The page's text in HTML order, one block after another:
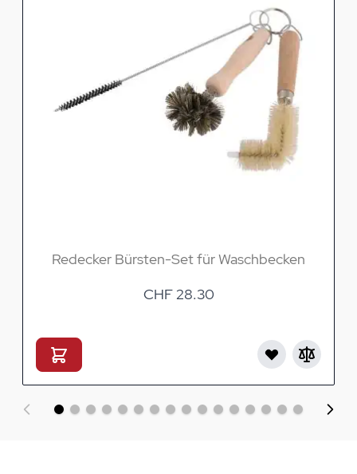
Redecker Bürsten-Set für Waschbecken
CHF 28.30